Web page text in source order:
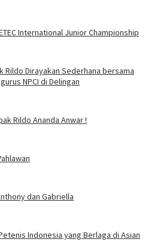
International Junior Championship
Rildo Dirayakan Sederhana bersama
NPCI di Delingan
Rildo Ananda Anwar !
dan Gabriella
Indonesia yang Berlaga di Asian